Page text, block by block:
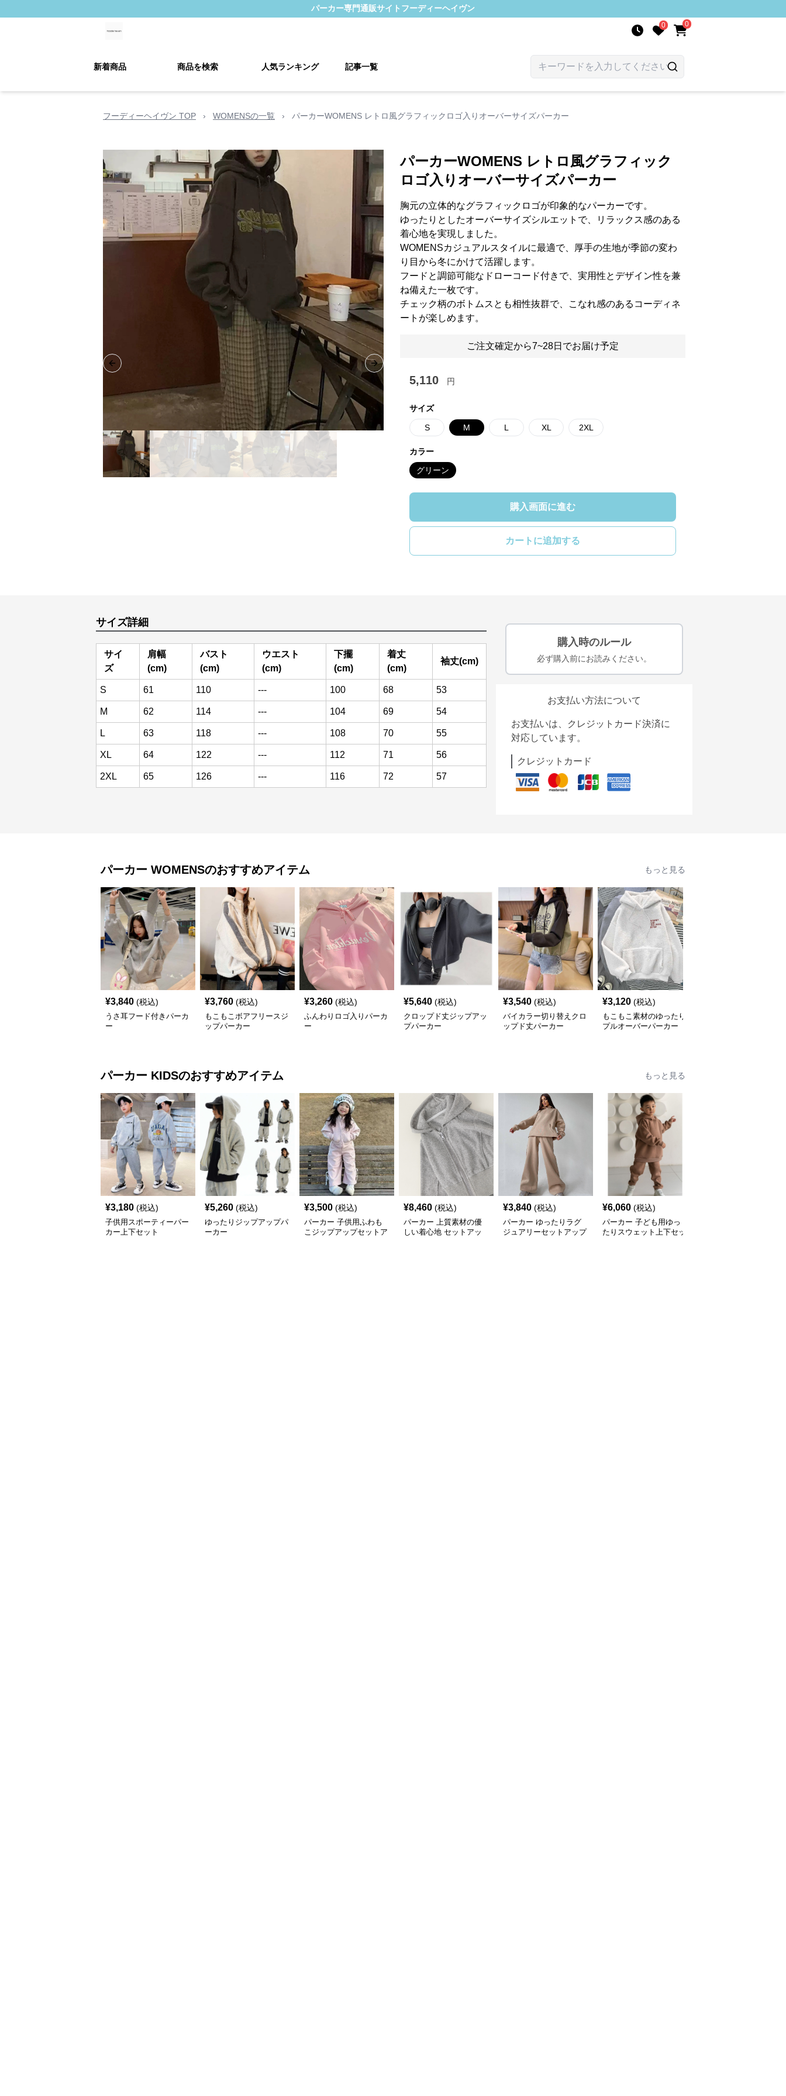
パーカー専門通販サイト フーディーヘイヴン
0 0
新着商品 商品を検索 人気ランキング 記事一覧
フーディーヘイヴン TOP › WOMENSの一覧 › パーカーWOMENS レトロ風グラフィックロゴ入りオーバーサイズパーカー
Previous slide Next slide
パーカーWOMENS レトロ風グラフィック
ロゴ入りオーバーサイズパーカー
胸元の立体的なグラフィックロゴが印象的なパーカーです。
ゆったりとしたオーバーサイズシルエットで、リラックス感のある
着心地を実現しました。
WOMENSカジュアルスタイルに最適で、厚手の生地が季節の変わ
り目から冬にかけて活躍します。
フードと調節可能なドローコード付きで、実用性とデザイン性を兼
ね備えた一枚です。
チェック柄のボトムスとも相性抜群で、こなれ感のあるコーディネ
ートが楽しめます。
ご注文確定から7~28日でお届け予定
5,110 円
サイズ
S M L XL 2XL
カラー
グリーン
購入画面に進む
カートに追加する
サイズ詳細
サイ
ズ
肩幅
(cm)
バスト
(cm)
ウエスト
(cm)
下擺
(cm)
着丈
(cm)
袖丈(cm)
S 61 110 --- 100 68 53
M 62 114 --- 104 69 54
L 63 118 --- 108 70 55
XL 64 122 --- 112 71 56
2XL 65 126 --- 116 72 57
購入時のルール
必ず購入前にお読みください。
お支払い方法について
お支払いは、クレジットカード決済に
対応しています。
クレジットカード
パーカー WOMENSのおすすめアイテム もっと見る
¥3,840 (税込)
うさ耳フード付きパーカ
ー
¥3,760 (税込)
もこもこボアフリースジ
ップパーカー
¥3,260 (税込)
ふんわりロゴ入りパーカ
ー
¥5,640 (税込)
クロップド丈ジップアッ
プパーカー
¥3,540 (税込)
バイカラー切り替えクロ
ップド丈パーカー
¥3,120 (税込)
もこもこ素材のゆったり
プルオーバーパーカー
パーカー KIDSのおすすめアイテム もっと見る
¥3,180 (税込)
子供用スポーティーパー
カー上下セット
¥5,260 (税込)
ゆったりジップアップパ
ーカー
¥3,500 (税込)
パーカー 子供用ふわも
こジップアップセットア
¥8,460 (税込)
パーカー 上質素材の優
しい着心地 セットアッ
¥3,840 (税込)
パーカー ゆったりラグ
ジュアリーセットアップ
¥6,060 (税込)
パーカー 子ども用ゆっ
たりスウェット上下セッ